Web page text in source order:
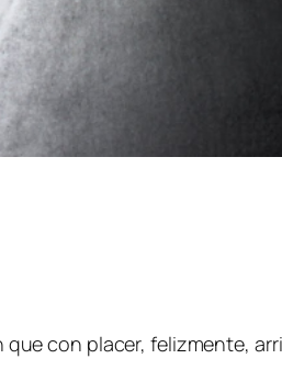
con placer, felizmente,